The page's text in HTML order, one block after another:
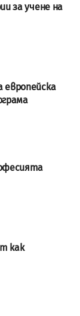
за учене на
как